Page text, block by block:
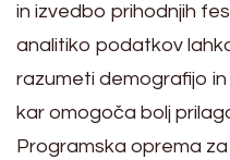
in izvedbo prihodnjih
analitiko podatkov
razumeti demografijo
kar omogoča bolj
Programska oprema